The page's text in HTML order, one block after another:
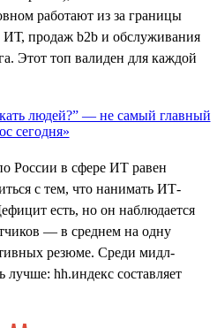
работают из за границы
ИТ, продаж b2b и обслуживания
Этот топ валиден для каждой
России в сфере ИТ равен
с тем, что нанимать ИТ-
есть, но он наблюдается
— в среднем на одну
резюме. Среди мидл-
лучше: hh.индекс составляет